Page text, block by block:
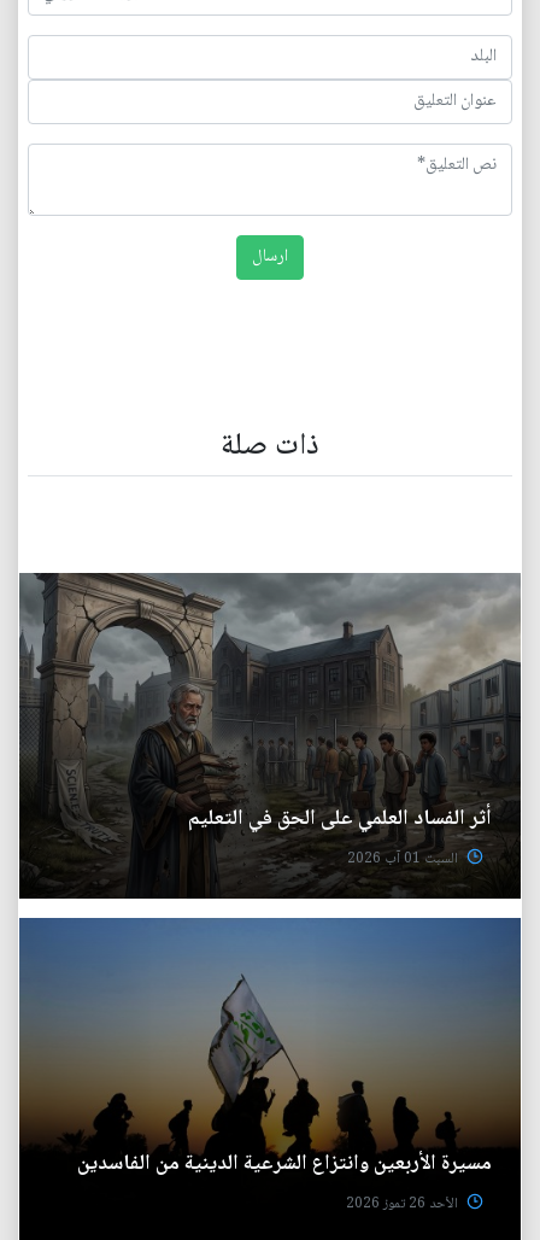
ذات صلة
أثر الفساد العلمي على الحق في التعليم
السبت 01 آب 2026
مسيرة الأربعين وانتزاع الشرعية الدينية من الفاسدين
الأحد 26 تموز 2026